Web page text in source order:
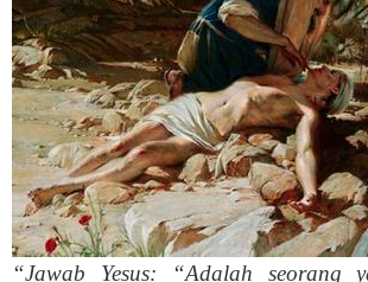
“Jawab Yesus: “Adalah seorang